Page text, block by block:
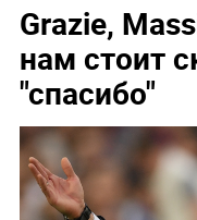
Grazie,
нам стоит
"спасибо"